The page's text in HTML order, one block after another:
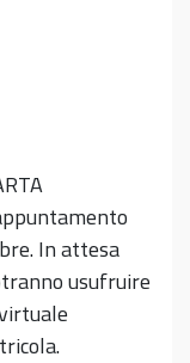
In attesa
usufruire